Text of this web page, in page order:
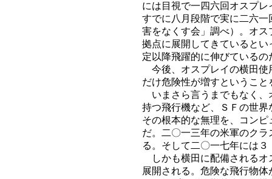
には目視で一四六回オスプ
すでに八月段階で実に二六
害をなくす会」調べ）。オ
拠点に展開してきていると
定以降飛躍的に伸びているの
今後、オスプレイの横田使
だけ危険性が増すということ
いまさら言うまでもなく、
持つ飛行機など、ＳＦの世
その根本的な無理を、コン
だ。二〇一三年の米軍のク
る。そして二〇一七年には
しかも横田に配備されるオ
展開される。危険な飛行物